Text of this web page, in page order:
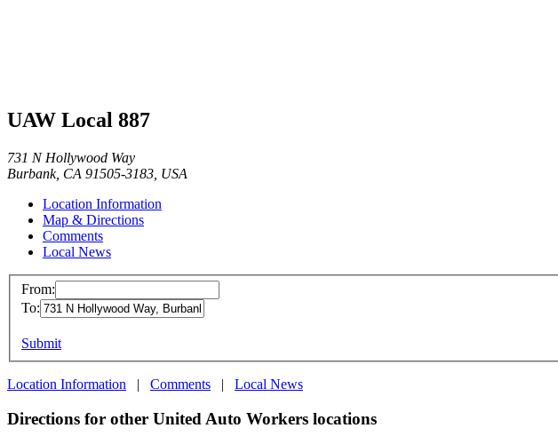
UAW Local 887
731 N Hollywood Way
Burbank, CA 91505-3183, USA
Location Information
Map & Directions
Comments
Local News
From:
To:
Submit
Location Information | Comments | Local News
Directions for other United Auto Workers locations